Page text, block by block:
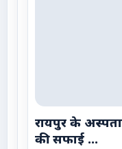
रायपुर के
की सफाई ...